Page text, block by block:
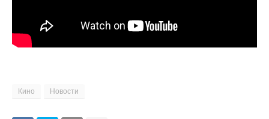
Кино Новости